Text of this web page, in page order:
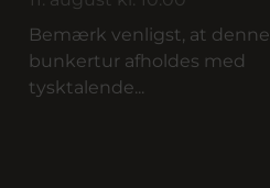
Bemærk venligst, at denne
bunkertur afholdes med
tysktalende...